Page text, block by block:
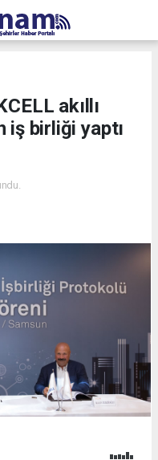
akıllı
iş birliği yaptı